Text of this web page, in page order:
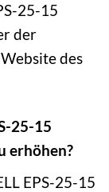
25-15
der
des
25-15
erhöhen?
EPS-25-15